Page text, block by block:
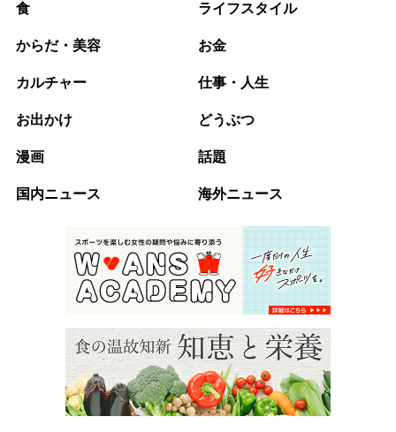
食 ライフスタイル
からだ・美容 お金
カルチャー 仕事・人生
お出かけ どうぶつ
漫画 話題
国内ニュース 海外ニュース